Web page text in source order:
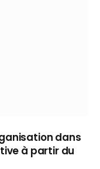
dans
à partir du